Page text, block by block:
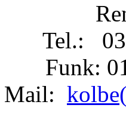
Tel.:
Funk:
Mail: